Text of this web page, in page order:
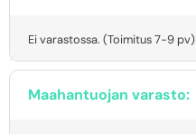
Ei varastossa. (Toimitus 7-9 pv)
Maahantuojan varasto: